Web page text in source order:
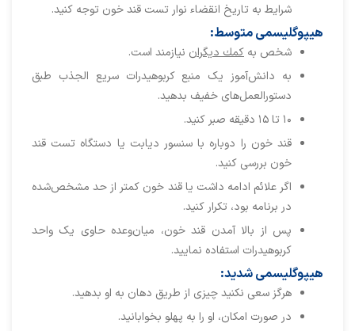
شرايط به تاريخ انقضاء نوار تست قند خون توجه كنيد.
هیپوگلیسمی متوسط:
شخص به كمك ديگران نيازمند است.
به دانش‌آموز یک منبع کربوهیدرات سریع الجذب طبق
دستورالعمل‌های خفیف بدهید.
۱۰ تا ۱۵ دقیقه صبر کنید.
قند خون را دوباره با سنسور ديابت يا دستگاه تست قند
خون بررسی کنید.
اگر علائم ادامه داشت یا قند خون کمتر از حد مشخص‌شده
در برنامه بود، تکرار کنید.
پس از بالا آمدن قند خون، میان‌وعده حاوی یک واحد
کربوهیدرات استفاده نمایید.
هیپوگلیسمی شدید:
هرگز سعی نکنید چیزی از طریق دهان به او بدهید.
در صورت امکان، او را به پهلو بخوابانید.